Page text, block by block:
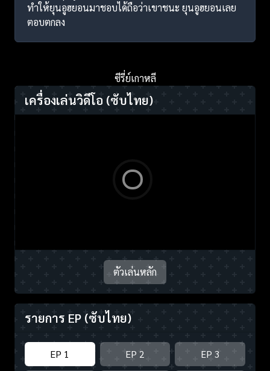
ทำให้ยุนอูฮยอนมาชอบได้ถือว่าเขาชนะ ยุนอูฮยอนเลย
ตอบตกลง
ซีรี่ย์เกาหลี
เครื่องเล่นวิดีโอ (ซับไทย)
ตัวเล่นหลัก
รายการ EP (ซับไทย)
EP 1 EP 2 EP 3